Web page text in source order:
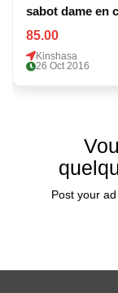
sabot dame en
85.00
Kinshasa
26 Oct 2016
Post your